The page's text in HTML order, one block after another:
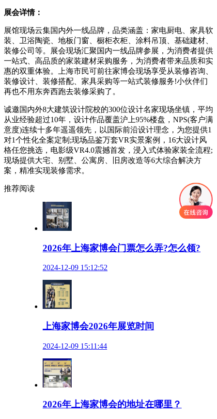
展会详情：
展馆现场云集国内外一线品牌，品类涵盖：家电厨电、家具软
装、卫浴陶瓷、地板门窗、橱柜衣柜、涂料吊顶、基础建材、
装修公司等。展会现场汇聚国内一线品牌参展，为消费者提供
一站式、高品质的家装建材采购服务，为消费者带来品质和实
惠的双重体验。上海市民可前往家博会现场享受从装修咨询、
装修设计、装修搭配、家具采购等一站式装修服务!小伙伴们
再也不用东奔西跑去装修采购了。
诚邀国内外8大建筑设计院校的300位设计名家现场坐镇，平均
从业经验超过10年，设计作品覆盖沪上95%楼盘，NPS(客户满
意度)连续十多年遥遥领先，以国际前沿设计理念，为您提供1
对1个性化全案定制;现场品鉴万套VR实景案例，16大设计风
格任您挑选，电影级VR4.0震撼首发，浸入式体验家装全流程;
现场提供大宅、别墅、公寓房、旧房改造等6大综合解决方
案，精准实现装修需求。
推荐阅读
2026年上海家博会门票怎么弄?怎么领?
2024-12-09 15:12:52
上海家博会2026年展览时间
2024-12-09 15:11:44
2026年上海家博会的地址在哪里？